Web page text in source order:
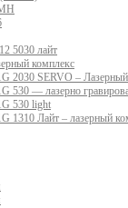
5030 лайт
комплекс
2030 SERVO –
530 — лазерно
530 light
1310 Лайт – лазерный